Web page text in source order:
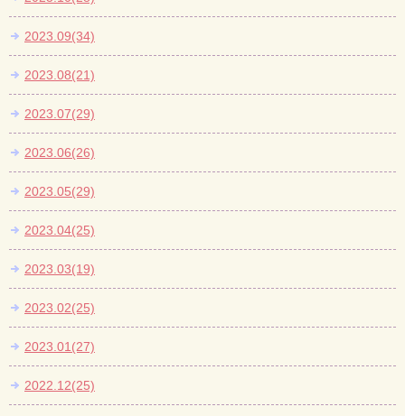
2023.09(34)
2023.08(21)
2023.07(29)
2023.06(26)
2023.05(29)
2023.04(25)
2023.03(19)
2023.02(25)
2023.01(27)
2022.12(25)